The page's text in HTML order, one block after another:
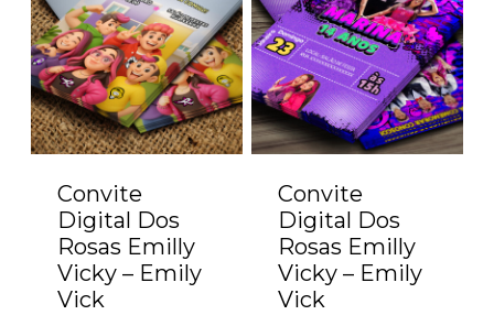
Convite
Digital Dos
Rosas Emilly
Vicky – Emily
Vick
Convite
Digital Dos
Rosas Emilly
Vicky – Emily
Vick